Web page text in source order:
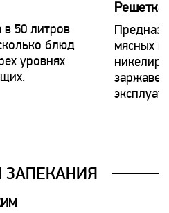
50 литров
блюд
уровнях
Решетка
мясных